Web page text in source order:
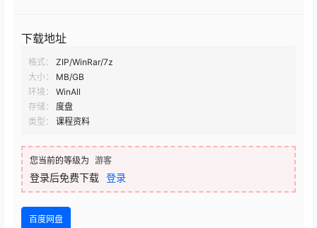
下载地址
格式：
ZIP/WinRar/7z
大小：
MB/GB
环境：
WinAll
存储：
度盘
类型：
课程资料
您当前的等级为 游客
登录后免费下载 登录
百度网盘